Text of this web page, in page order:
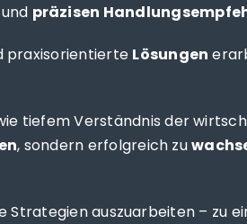
und präzisen
praxisorientierte Lösungen
tiefem Verständnis der
, sondern erfolgreich zu
Strategien auszuarbeiten – zu